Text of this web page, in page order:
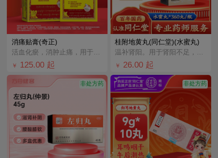
消痛贴膏(奇正)
￥ 125.00 起
桂附地黄丸(同仁堂)(水蜜丸)
￥ 26.00 起
非处方药 非处方药